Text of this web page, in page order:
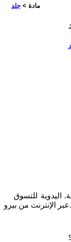
مادة > جلد
اليدوية للتسوق
عبر الإنترنت من بيرو.